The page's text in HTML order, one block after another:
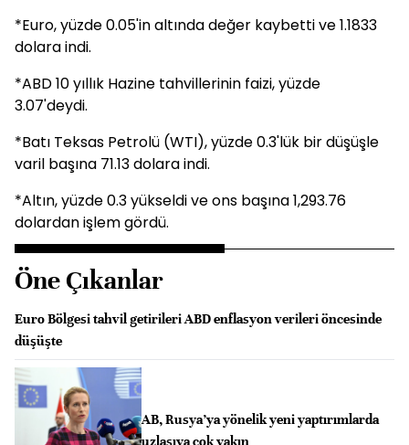
*Euro, yüzde 0.05'in altında değer kaybetti ve 1.1833
dolara indi.
*ABD 10 yıllık Hazine tahvillerinin faizi, yüzde
3.07'deydi.
*Batı Teksas Petrolü (WTI), yüzde 0.3'lük bir düşüşle
varil başına 71.13 dolara indi.
*Altın, yüzde 0.3 yükseldi ve ons başına 1,293.76
dolardan işlem gördü.
Öne Çıkanlar
Euro Bölgesi tahvil getirileri ABD enflasyon verileri öncesinde
düşüşte
AB, Rusya’ya yönelik yeni yaptırımlarda
uzlaşıya çok yakın